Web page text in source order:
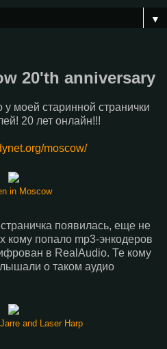
▼
20'th anniversary
у моей старинной странички
20 лет онлайн!!!
moscow/
in Moscow
страничка появилась, еще не
кому попало mp3-энкодеров
в RealAudio. Те кому
о таком аудио
and Laser Harp